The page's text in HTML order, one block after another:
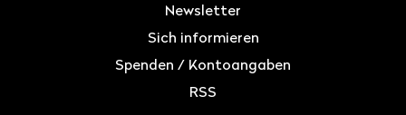
Newsletter
Sich informieren
Spenden / Kontoangaben
RSS